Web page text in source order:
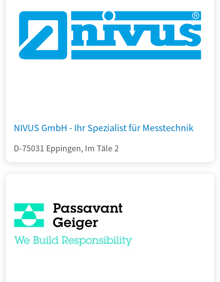
NIVUS GmbH - Ihr Spezialist für Messtechnik
D-75031 Eppingen, Im Täle 2